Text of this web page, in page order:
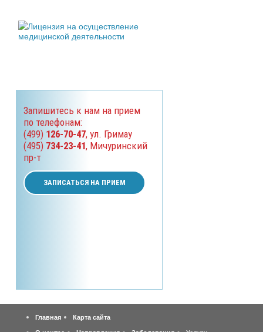
Запишитесь к нам на прием
по телефонам:
(499) 126-70-47, ул. Гримау
(495) 734-23-41, Мичуринский
пр-т
ЗАПИСАТЬСЯ НА ПРИЕМ
Главная
Карта сайта